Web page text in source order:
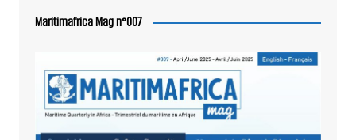
Maritimafrica Mag n°007